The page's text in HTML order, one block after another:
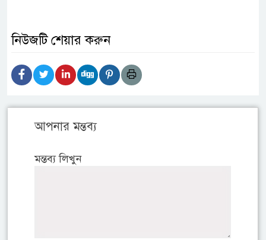
নিউজটি শেয়ার করুন
আপনার মন্তব্য
মন্তব্য লিখুন